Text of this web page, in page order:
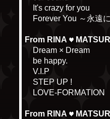
It's crazy for you
Forever You ～永遠
From RINA
Dream × Dream
be happy.
V.I.P
STEP UP !
LOVE-FORMATION
From RINA